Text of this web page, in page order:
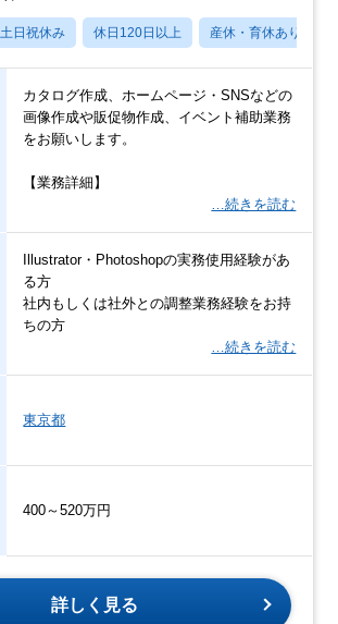
土日祝休み 休日120日以上 産休・育休あり
カタログ作成、ホームページ・SNSなどの
画像作成や販促物作成、イベント補助業務
をお願いします。
【業務詳細】
…続きを読む
Illustrator・Photoshopの実務使用経験があ
る方
社内もしくは社外との調整業務経験をお持
ちの方
…続きを読む
東京都
400～520万円
詳しく見る